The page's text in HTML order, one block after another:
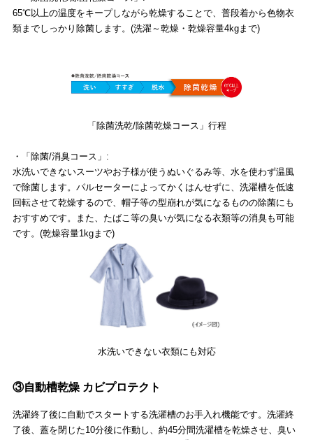
65℃以上の温度をキープしながら乾燥することで、普段着から色物衣
類までしっかり除菌します。(洗濯～乾燥・乾燥容量4kgまで)
「除菌洗乾/除菌乾燥コース」行程
・「除菌/消臭コース」:
水洗いできないスーツやお子様が使うぬいぐるみ等、水を使わず温風
で除菌します。パルセーターによってかくはんせずに、洗濯槽を低速
回転させて乾燥するので、帽子等の型崩れが気になるものの除菌にも
おすすめです。また、たばこ等の臭いが気になる衣類等の消臭も可能
です。(乾燥容量1kgまで)
水洗いできない衣類にも対応
③自動槽乾燥 カビプロテクト
洗濯終了後に自動でスタートする洗濯槽のお手入れ機能です。洗濯終
了後、蓋を閉じた10分後に作動し、約45分間洗濯槽を乾燥させ、臭い